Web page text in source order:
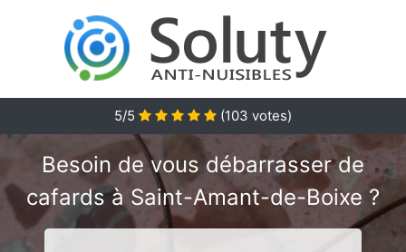
5/5 (103 votes)
Besoin de vous débarrasser de
cafards à Saint-Amant-de-Boixe ?